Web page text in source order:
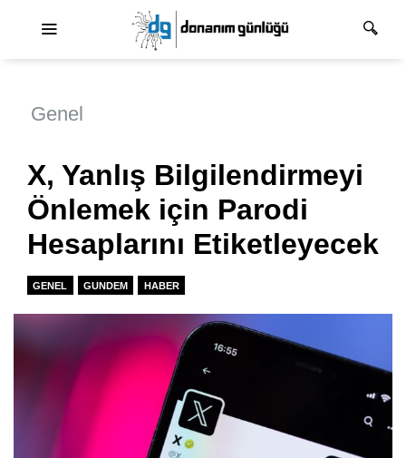
Genel
X, Yanlış Bilgilendirmeyi
Önlemek için Parodi
Hesaplarını Etiketleyecek
GENEL GUNDEM HABER